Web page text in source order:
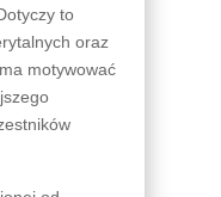
to
oraz
motywować